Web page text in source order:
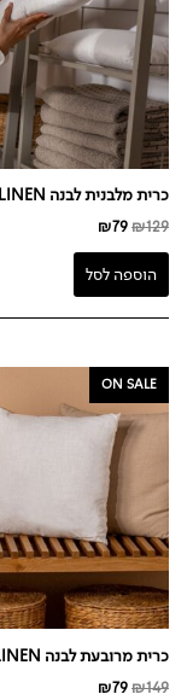
כרית מלבנית לבנה LINEN
₪129
₪79
הוספה לסל
ON SALE
כרית מרובעת לבנה LINEN
₪149
המחיר
המקורי
היה:
₪149.
₪79
הוא: